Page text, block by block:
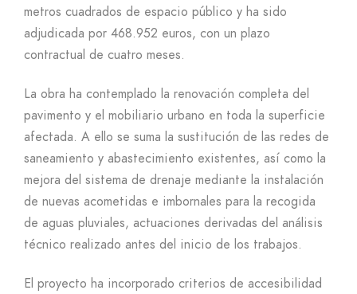
metros cuadrados de espacio público y ha sido
adjudicada por 468.952 euros, con un plazo
contractual de cuatro meses.
La obra ha contemplado la renovación completa del
pavimento y el mobiliario urbano en toda la superficie
afectada. A ello se suma la sustitución de las redes de
saneamiento y abastecimiento existentes, así como la
mejora del sistema de drenaje mediante la instalación
de nuevas acometidas e imbornales para la recogida
de aguas pluviales, actuaciones derivadas del análisis
técnico realizado antes del inicio de los trabajos.
El proyecto ha incorporado criterios de accesibilidad